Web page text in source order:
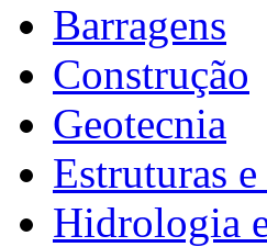
Barragens
Construção
Geotecnia
Estruturas
Hidrologia